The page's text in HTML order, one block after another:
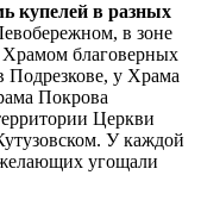
купелей в разных
в зоне
благоверных
у Храма
Покрова
Церкви
У каждой
желающих угощали